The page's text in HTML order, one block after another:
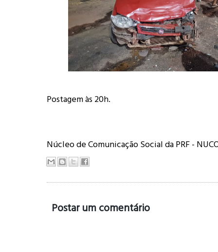
Postagem às 20h.
Núcleo de Comunicação Social da PRF -
Postar um comentário